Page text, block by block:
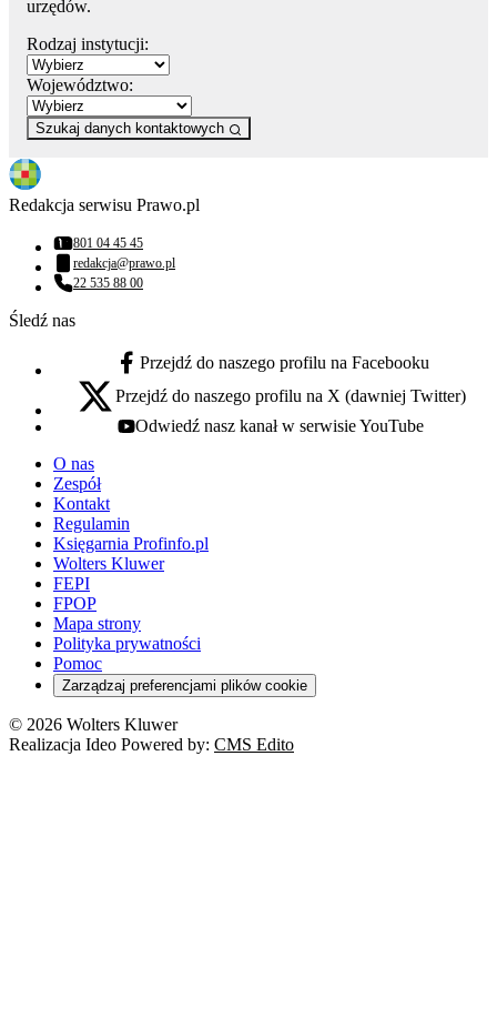
urzędów.
Rodzaj instytucji:
Województwo:
Szukaj danych kontaktowych
Redakcja serwisu Prawo.pl
Numer telefonu:
801 04 45 45
Adres email:
redakcja@prawo.pl
Numer telefonu:
22 535 88 00
Śledź nas
facebook - otwiera się w nowej karcie
Przejdź do naszego profilu na Facebooku
x - otwiera się w nowej karcie
Przejdź do naszego profilu na X (dawniej Twitter)
youtube - otwiera się w nowej karcie
Odwiedź nasz kanał w serwisie YouTube
O nas
Zespół
Kontakt
Regulamin
Księgarnia Profinfo.pl
Wolters Kluwer
FEPI
FPOP
Mapa strony
Polityka prywatności
Pomoc
Zarządzaj preferencjami plików cookie
© 2026 Wolters Kluwer
Realizacja Ideo Powered by: CMS Edito